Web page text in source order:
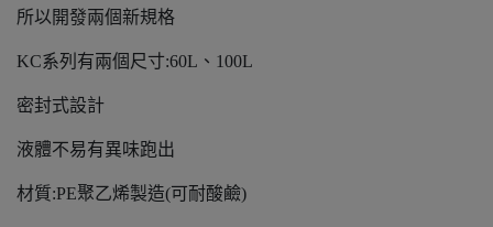
所以開發兩個新規格
KC系列有兩個尺寸:60L、100L
密封式設計
液體不易有異味跑出
材質:PE聚乙烯製造(可耐酸鹼)